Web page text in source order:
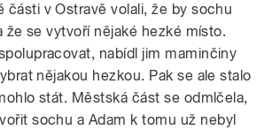
části v Ostravě volali, že by sochu
že se vytvoří nějaké hezké místo.
nabídl jim maminčiny
nějakou hezkou. Pak se ale stalo
stát. Městská část se odmlčela,
sochu a Adam k tomu už nebyl